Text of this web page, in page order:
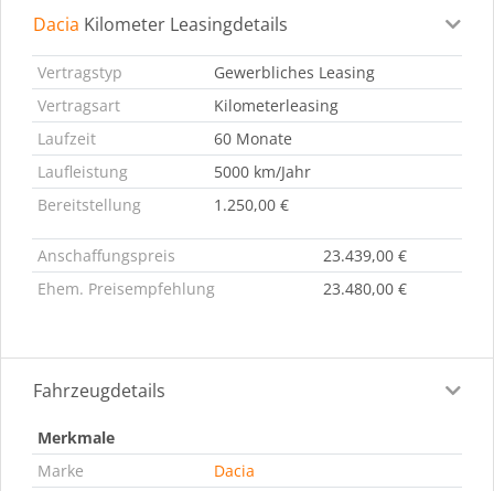
Leasingdetails Fahrzeugdetails
Dacia Kilometer Leasingdetails
Vertragstyp
Gewerbliches Leasing
Vertragsart
Kilometerleasing
Laufzeit
60 Monate
Laufleistung
5000 km/Jahr
Bereitstellung
1.250,00 €
Anschaffungspreis
23.439,00 €
Ehem. Preisempfehlung
23.480,00 €
Fahrzeugdetails
Merkmale
Marke
Dacia